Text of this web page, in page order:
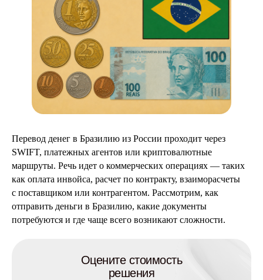
Перевод денег в Бразилию из России проходит через
SWIFT, платежных агентов или криптовалютные
маршруты. Речь идет о коммерческих операциях — таких
как оплата инвойса, расчет по контракту, взаиморасчеты
с поставщиком или контрагентом. Рассмотрим, как
отправить деньги в Бразилию, какие документы
потребуются и где чаще всего возникают сложности.
Оцените стоимость
решения